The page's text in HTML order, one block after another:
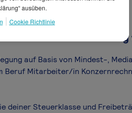
netto - was bleibt übrig
auf Basis von Mindest-,
Beruf Mitarbeiter/in
Steuerklasse und
ausüben.
Cookie Richtlinie